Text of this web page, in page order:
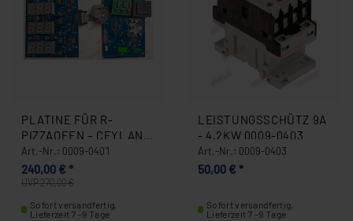
PLATINE FÜR R-
PIZZAOFEN – CEYLAN –
BLAUE AUSFÜHRUNG
0009-0401
Art.-Nr.: 0009-0401
UVP 270,00 €
240,00 € *
Sofort versandfertig,
Lieferzeit 7 -9 Tage
LEISTUNGSSCHÜTZ 9A
- 4,2KW 0009-0403
Art.-Nr.: 0009-0403
50,00 € *
Sofort versandfertig,
Lieferzeit 7 -9 Tage